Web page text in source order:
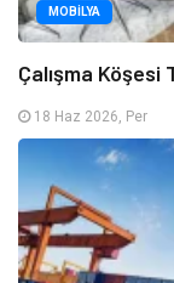
MOBILYA
Çalışma Köşesi
18 Haz 2026, Per